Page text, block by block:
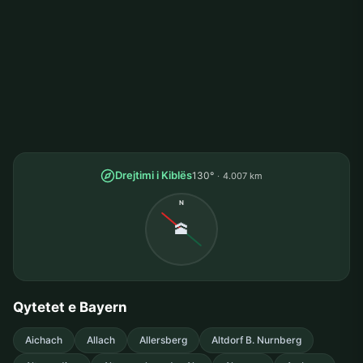
Drejtimi i Kiblës130° 4.007 km
N
🕋
Qytetet e Bayern
Aichach Allach Allersberg Altdorf B. Nurnberg